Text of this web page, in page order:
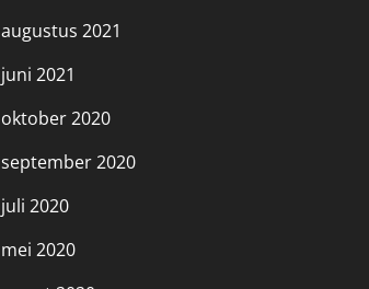
augustus 2021
juni 2021
oktober 2020
september 2020
juli 2020
mei 2020